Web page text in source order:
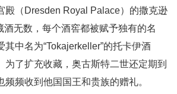
殿（Dresden Royal Palace）的撒克逊
酒无数，每个酒窖都被赋予独有的名
其中名为“Tokajerkeller”的托卡伊酒
为了扩充收藏，奥古斯特二世还定期到
频收到他国国王和贵族的赠礼。